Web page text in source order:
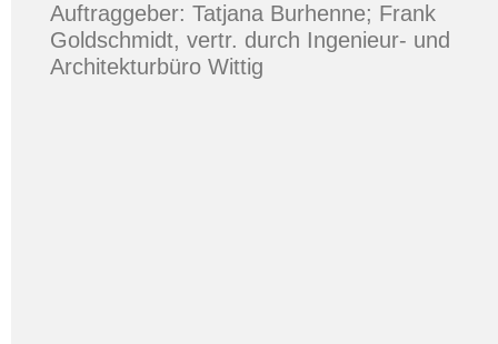
Auftraggeber: Tatjana Burhenne; Frank
Goldschmidt, vertr. durch Ingenieur- und
Architekturbüro Wittig